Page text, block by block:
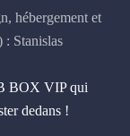
hébergement et
: Stanislas
BOX VIP qui
dedans !